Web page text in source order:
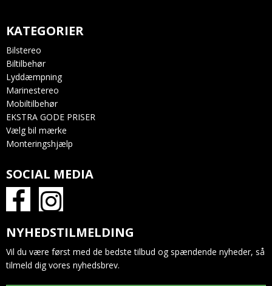
KATEGORIER
Bilstereo
Biltilbehør
Lyddæmpning
Marinestereo
Mobiltilbehør
EKSTRA GODE PRISER
Vælg bil mærke
Monteringshjælp
SOCIAL MEDIA
NYHEDSTILMELDING
Vil du være først med de bedste tilbud og spændende nyheder, så
tilmeld dig vores nyhedsbrev.